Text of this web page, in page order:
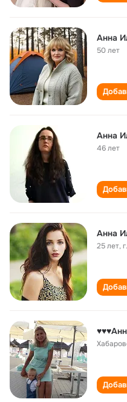
Анна
50 лет
Анна
46 лет
Анна
25 лет,